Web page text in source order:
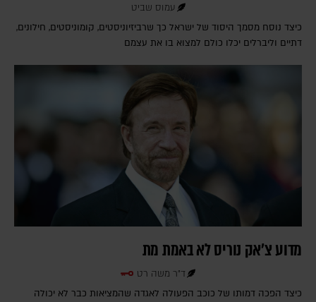
עמוס שביט
כיצד נוסח מסמך היסוד של ישראל כך שרביזיוניסטים, קומוניסטים, חילונים,
דתיים וליברלים יכלו כולם למצוא בו את עצמם
מדוע צ'אק נוריס לא באמת מת
ד"ר משה רט
כיצד הפכה דמותו של כוכב הפעולה לאגדה שהמציאות כבר לא יכולה